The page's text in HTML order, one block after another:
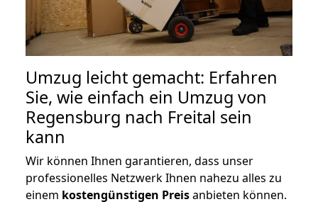
Umzug leicht gemacht: Erfahren
Sie, wie einfach ein Umzug von
Regensburg nach Freital sein
kann
Wir können Ihnen garantieren, dass unser
professionelles Netzwerk Ihnen nahezu alles zu
einem kostengünstigen Preisanbieten können.